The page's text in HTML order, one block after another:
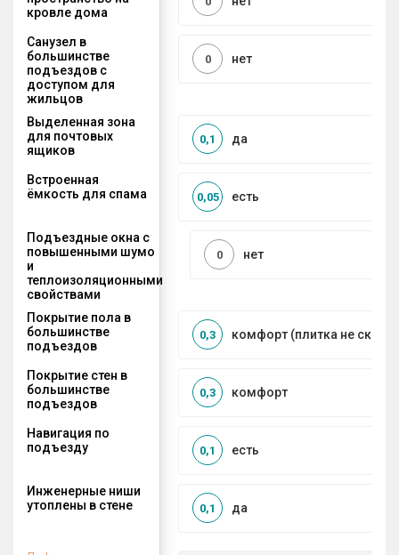
кровле дома
Санузел в
большинстве
подъездов с
доступом для
жильцов
нет
0
Выделенная зона
для почтовых
ящиков
да
0,1
Встроенная
ёмкость для спама
есть
0,05
Подъездные окна с
повышенными шумо
и
теплоизоляционными
свойствами
нет
0
Покрытие пола в
большинстве
подъездов
комфорт (плитка не
0,3
Покрытие стен в
большинстве
подъездов
комфорт
0,3
Навигация по
подъезду
есть
0,1
Инженерные ниши
утоплены в стене
да
0,1